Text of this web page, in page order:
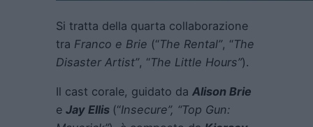
Si tratta della quarta collaborazione
tra Franco e Brie (“The Rental”, “The
Disaster Artist”, “The Little Hours”).
Il cast corale, guidato da Alison Brie
e Jay Ellis (“Insecure”, “Top Gun: